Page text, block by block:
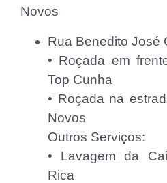
Novos
⁠Rua Benedito José
• Roçada em
Top Cunha
• Roçada na
Novos
Outros Serviços:
• Lavagem da
Rica